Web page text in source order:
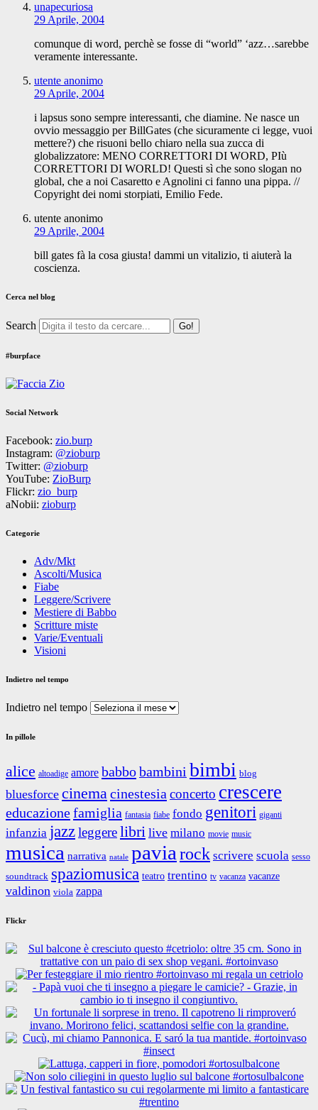
unapecuriosa
29 Aprile, 2004
comunque di word, perchè se fosse di “world” ‘azz…sarebbe
veramente interessante.
utente anonimo
29 Aprile, 2004
i lapsus sono sempre interessanti, che diamine. Ne nasce un
ovvio messaggio per BillGates (che sicuramente ci legge, vuoi
mettere?) che risuoni bello chiaro nella sua zucca di
globalizzatore: MENO CORRETTORI DI WORD, PIù
CORRETTORI DI WORLD! Questi sì che sono slogan no
global, che a noi Casaretto e Agnolini ci fanno una pippa. //
Copyright dei nomi storpiati, Emilio Fede.
utente anonimo
29 Aprile, 2004
bill gates fà la cosa giusta! dammi un vitalizio, ti aiuterà la
coscienza.
Cerca nel blog
Search
#burpface
Social Network
Facebook: zio.burp
Instagram: @zioburp
Twitter: @zioburp
YouTube: ZioBurp
Flickr: zio_burp
aNobii: zioburp
Categorie
Adv/Mkt
Ascolti/Musica
Fiabe
Leggere/Scrivere
Mestiere di Babbo
Scritture miste
Varie/Eventuali
Visioni
Indietro nel tempo
Indietro nel tempo
In pillole
alice altoadige amore babbobambini bimbi blog
bluesforce cinema cinestesia concerto crescere
educazionefamiglia fantasia fiabe fondo genitori giganti
infanzia jazzleggerelibri live milano movie music
musica narrativa natale pavia rock scrivere scuola sesso
soundtrack spaziomusica teatro trentino tv vacanza vacanze
valdinon viola zappa
Flickr